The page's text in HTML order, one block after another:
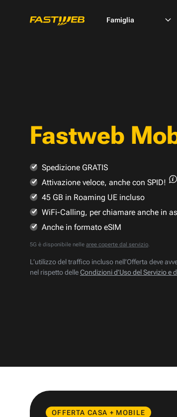
Famiglia
Fastweb
Spedizione GRATIS
Attivazione veloce, anche con SPID!
45 GB in Roaming UE incluso
WiFi-Calling, per chiamare anche in
Anche in formato eSIM
5G è disponibile nelle aree coperte dal servizio.
L’utilizzo del traffico incluso nell’Offerta deve
nel rispetto delleCondizioni d’Uso del Servizio e
OFFERTA CASA + MOBILE